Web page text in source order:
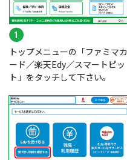
トップメニューの「ファミマカ
ード／楽天Edy／スマートピッ
ト」をタッチして下さい。